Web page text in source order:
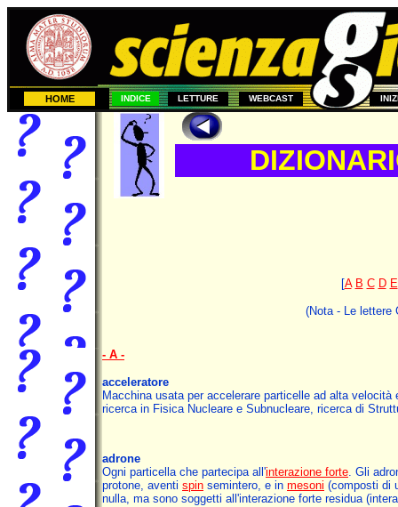
HOME INDICE LETTURE WEBCAST
[A B C D E
(Nota - Le lettere
- A -
acceleratore
Macchina usata per accelerare particelle ad alta
ricerca in Fisica Nucleare e Subnucleare, ricerca di
adrone
Ogni particella che partecipa all'interazione forte. Gli
protone, aventi spin semintero, e in mesoni (composti di
nulla, ma sono soggetti all'interazione forte residua